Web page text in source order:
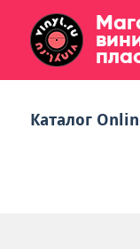
Каталог